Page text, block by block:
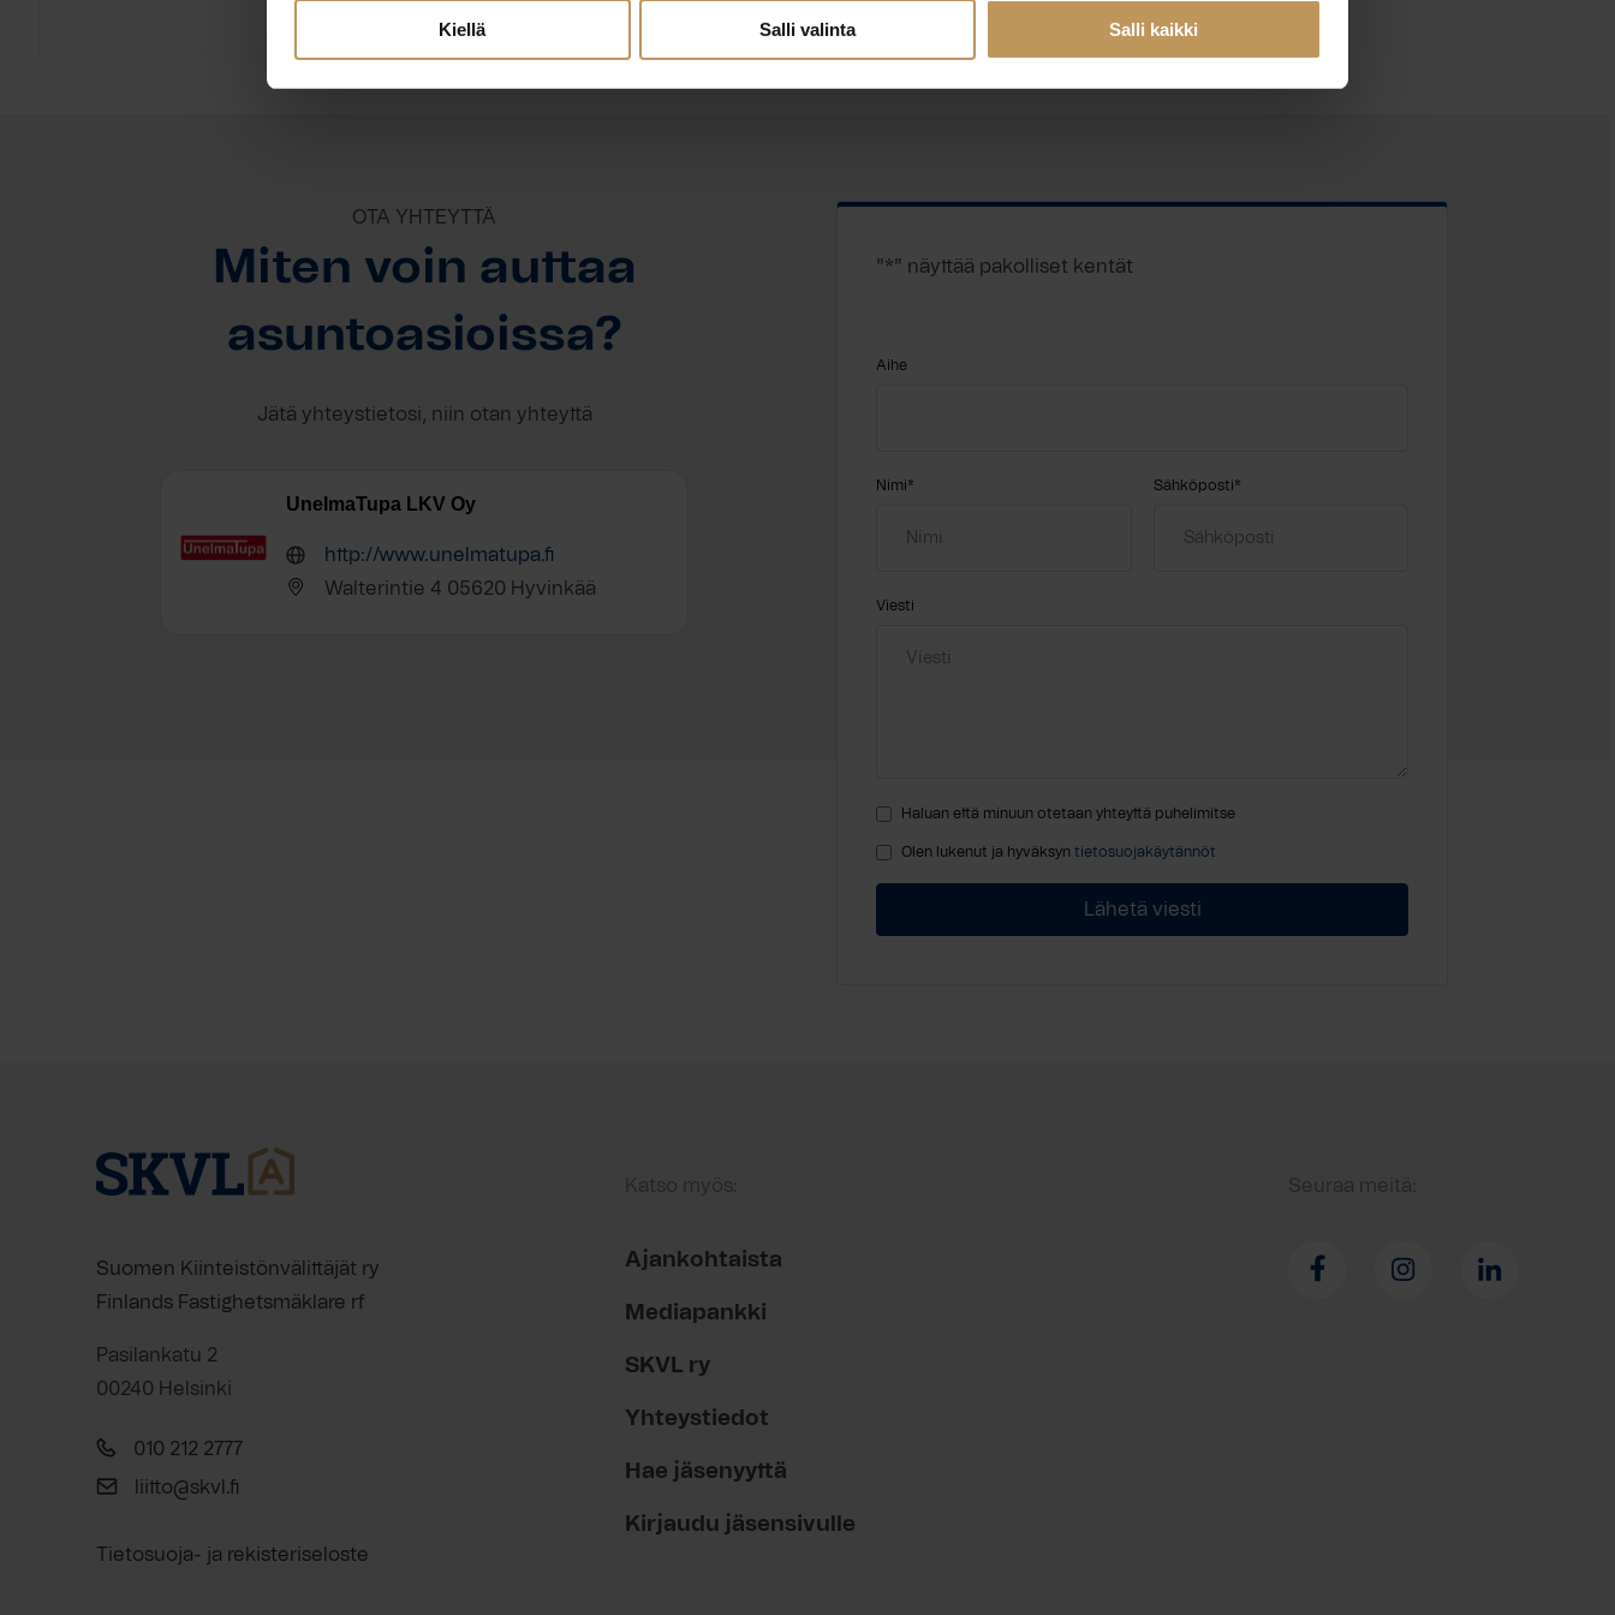
Kiellä Salli valinta Salli kaikki
Ota yhteyttä
OTA YHTEYTTÄ
Miten voin auttaa
asuntoasioissa?
Jätä yhteystietosi, niin otan yhteyttä
UnelmaTupa LKV Oy
http://www.unelmatupa.fi
Walterintie 4 05620 Hyvinkää
"*" näyttää pakolliset kentät
Aihe
Nimi* Sähköposti*
Viesti
Haluan että minuun otetaan yhteyttä puhelimitse
Olen lukenut ja hyväksyntietosuojakäytännöt
Suomen Kiinteistönvälittäjät ry
Finlands Fastighetsmäklare rf
Pasilankatu 2
00240 Helsinki
010 212 2777
liitto@skvl.fi
Tietosuoja- ja rekisteriseloste
Katso myös:
Ajankohtaista
Mediapankki
SKVL ry
Yhteystiedot
Hae jäsenyyttä
Kirjaudu jäsensivulle
Seuraa meitä: